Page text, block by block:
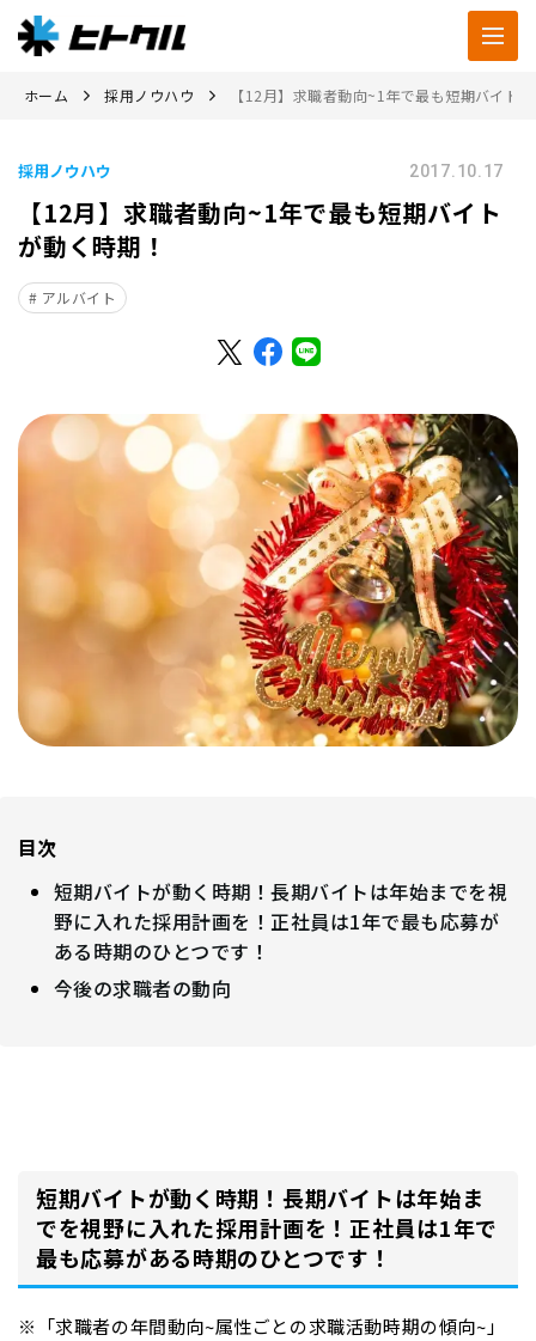
ホーム 採用ノウハウ 【12月】求職者動向~1年で最も短期バイト
採用ノウハウ 2017.10.17
【12月】求職者動向~1年で最も短期バイト
が動く時期！
アルバイト
目次
短期バイトが動く時期！長期バイトは年始までを視
野に入れた採用計画を！正社員は1年で最も応募が
ある時期のひとつです！
今後の求職者の動向
短期バイトが動く時期！長期バイトは年始ま
でを視野に入れた採用計画を！正社員は1年で
最も応募がある時期のひとつです！
※「求職者の年間動向~属性ごとの求職活動時期の傾向~」